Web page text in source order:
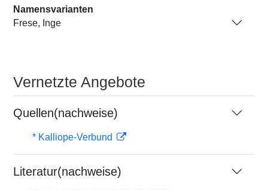
Namensvarianten
Frese, Inge
Vernetzte Angebote
Quellen(nachweise)
* Kalliope-Verbund
Literatur(nachweise)